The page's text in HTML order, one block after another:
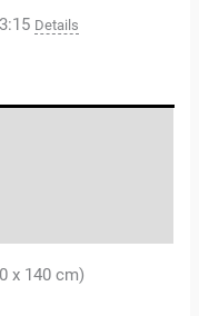
Details
x 140 cm)